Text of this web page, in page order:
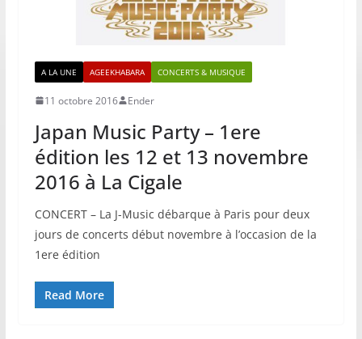
A LA UNE AGEEKHABARA CONCERTS & MUSIQUE
11 octobre 2016 Ender
Japan Music Party – 1ere
édition les 12 et 13 novembre
2016 à La Cigale
CONCERT – La J-Music débarque à Paris pour deux
jours de concerts début novembre à l’occasion de la
1ere édition
Read More